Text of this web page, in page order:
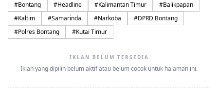
#Bontang #Headline #Kalimantan Timur #Balikpapan
#Kaltim #Samarinda #Narkoba #DPRD Bontang
#Polres Bontang #Kutai Timur
IKLAN BELUM TERSEDIA
Iklan yang dipilih belum aktif atau belum cocok untuk halaman ini.